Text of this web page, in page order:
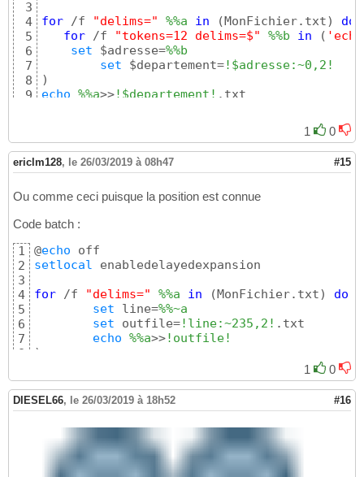
3
4
5
6
7
8
9
for /f "delims=" %%a in (MonFichier.txt) do
for /f "tokens=12 delims=$" %%b in (
set $adresse=%%b
set $departement=!$adresse:~0,2!
echo %%a>>!$departement! .txt
1 0
ericlm128, le 26/03/2019 à 08h47 #15
Ou comme ceci puisque la position est connue
Code batch :
1
2
3
4
5
6
7
8
@echo
setlocal enabledelayedexpansion
for /f "delims=" %%a in (MonFichier.txt) do
set line=%%~a
set outfile=!line:~235,2! .txt
echo %%a>>!outfile!
)
1 0
DIESEL66, le 26/03/2019 à 18h52 #16